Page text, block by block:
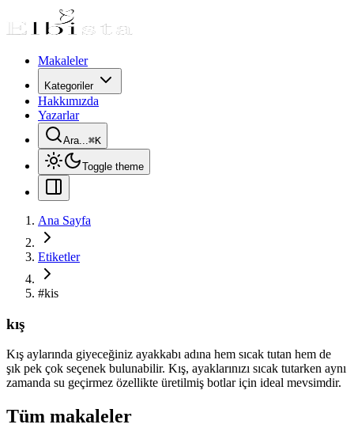
Makaleler
Kategoriler
Hakkımızda
Yazarlar
Ara...⌘K
Toggle theme
Ana Sayfa
Etiketler
#kis
kış
Kış aylarında giyeceğiniz ayakkabı adına hem sıcak tutan hem de
şık pek çok seçenek bulunabilir. Kış, ayaklarınızı sıcak tutarken aynı
zamanda su geçirmez özellikte üretilmiş botlar için ideal mevsimdir.
Tüm makaleler